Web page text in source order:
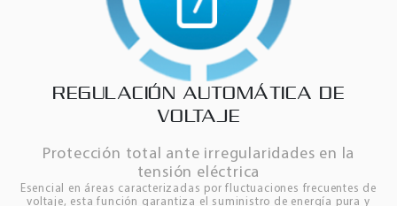
REGULACIÓN AUTOMÁTICA DE
VOLTAJE
Protección total ante irregularidades en la
tensión eléctrica
Esencial en áreas caracterizadas por fluctuaciones frecuentes de
voltaje, esta función garantiza el suministro de energía pura y